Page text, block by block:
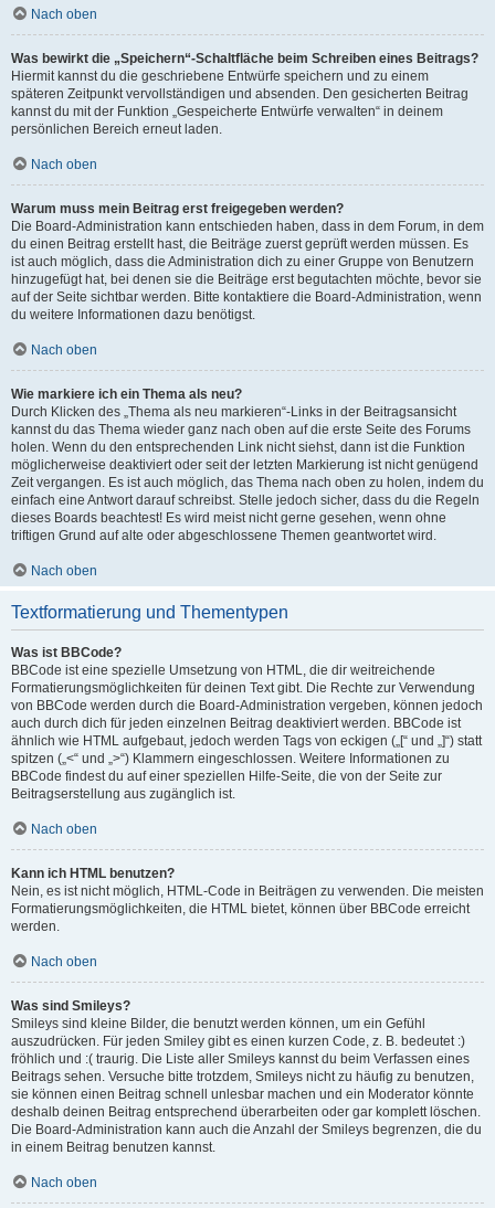
Nach oben
Was bewirkt die „Speichern“-Schaltfläche beim Schreiben eines Beitrags?
Hiermit kannst du die geschriebene Entwürfe speichern und zu einem
späteren Zeitpunkt vervollständigen und absenden. Den gesicherten Beitrag
kannst du mit der Funktion „Gespeicherte Entwürfe verwalten“ in deinem
persönlichen Bereich erneut laden.
Nach oben
Warum muss mein Beitrag erst freigegeben werden?
Die Board-Administration kann entschieden haben, dass in dem Forum, in dem
du einen Beitrag erstellt hast, die Beiträge zuerst geprüft werden müssen. Es
ist auch möglich, dass die Administration dich zu einer Gruppe von Benutzern
hinzugefügt hat, bei denen sie die Beiträge erst begutachten möchte, bevor sie
auf der Seite sichtbar werden. Bitte kontaktiere die Board-Administration, wenn
du weitere Informationen dazu benötigst.
Nach oben
Wie markiere ich ein Thema als neu?
Durch Klicken des „Thema als neu markieren“-Links in der Beitragsansicht
kannst du das Thema wieder ganz nach oben auf die erste Seite des Forums
holen. Wenn du den entsprechenden Link nicht siehst, dann ist die Funktion
möglicherweise deaktiviert oder seit der letzten Markierung ist nicht genügend
Zeit vergangen. Es ist auch möglich, das Thema nach oben zu holen, indem du
einfach eine Antwort darauf schreibst. Stelle jedoch sicher, dass du die Regeln
dieses Boards beachtest! Es wird meist nicht gerne gesehen, wenn ohne
triftigen Grund auf alte oder abgeschlossene Themen geantwortet wird.
Nach oben
Textformatierung und Thementypen
Was ist BBCode?
BBCode ist eine spezielle Umsetzung von HTML, die dir weitreichende
Formatierungsmöglichkeiten für deinen Text gibt. Die Rechte zur Verwendung
von BBCode werden durch die Board-Administration vergeben, können jedoch
auch durch dich für jeden einzelnen Beitrag deaktiviert werden. BBCode ist
ähnlich wie HTML aufgebaut, jedoch werden Tags von eckigen („[“ und „]“) statt
spitzen („<“ und „>“) Klammern eingeschlossen. Weitere Informationen zu
BBCode findest du auf einer speziellen Hilfe-Seite, die von der Seite zur
Beitragserstellung aus zugänglich ist.
Nach oben
Kann ich HTML benutzen?
Nein, es ist nicht möglich, HTML-Code in Beiträgen zu verwenden. Die meisten
Formatierungsmöglichkeiten, die HTML bietet, können über BBCode erreicht
werden.
Nach oben
Was sind Smileys?
Smileys sind kleine Bilder, die benutzt werden können, um ein Gefühl
auszudrücken. Für jeden Smiley gibt es einen kurzen Code, z. B. bedeutet :)
fröhlich und :( traurig. Die Liste aller Smileys kannst du beim Verfassen eines
Beitrags sehen. Versuche bitte trotzdem, Smileys nicht zu häufig zu benutzen,
sie können einen Beitrag schnell unlesbar machen und ein Moderator könnte
deshalb deinen Beitrag entsprechend überarbeiten oder gar komplett löschen.
Die Board-Administration kann auch die Anzahl der Smileys begrenzen, die du
in einem Beitrag benutzen kannst.
Nach oben